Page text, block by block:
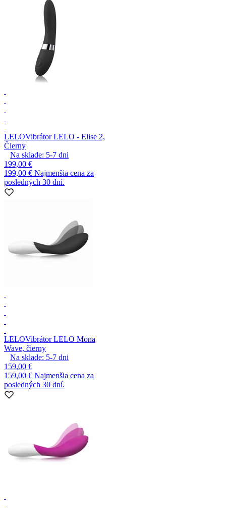
LELOVibrátor LELO - Elise 2,
Čierny
Na sklade: 5-7 dni
199,00 €
199,00 € Najmenšia cena za
posledných 30 dní.
LELOVibrátor LELO Mona
Wave, čierny
Na sklade: 5-7 dni
159,00 €
159,00 € Najmenšia cena za
posledných 30 dní.